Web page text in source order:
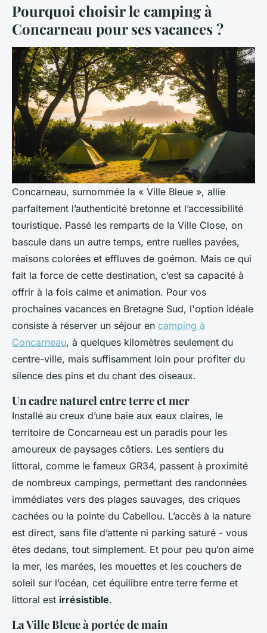
Pourquoi choisir le camping à
Concarneau pour ses vacances ?
Concarneau, surnommée la « Ville Bleue », allie
parfaitement l’authenticité bretonne et l’accessibilité
touristique. Passé les remparts de la Ville Close, on
bascule dans un autre temps, entre ruelles pavées,
maisons colorées et effluves de goémon. Mais ce qui
fait la force de cette destination, c’est sa capacité à
offrir à la fois calme et animation. Pour vos
prochaines vacances en Bretagne Sud, l'option idéale
consiste à réserver un séjour en camping à
Concarneau, à quelques kilomètres seulement du
centre-ville, mais suffisamment loin pour profiter du
silence des pins et du chant des oiseaux.
Un cadre naturel entre terre et mer
Installé au creux d’une baie aux eaux claires, le
territoire de Concarneau est un paradis pour les
amoureux de paysages côtiers. Les sentiers du
littoral, comme le fameux GR34, passent à proximité
de nombreux campings, permettant des randonnées
immédiates vers des plages sauvages, des criques
cachées ou la pointe du Cabellou. L’accès à la nature
est direct, sans file d’attente ni parking saturé - vous
êtes dedans, tout simplement. Et pour peu qu’on aime
la mer, les marées, les mouettes et les couchers de
soleil sur l’océan, cet équilibre entre terre ferme et
littoral est irrésistible.
La Ville Bleue à portée de main